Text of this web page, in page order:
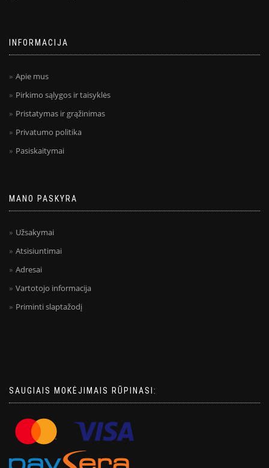
INFORMACIJA
Apie mus
Pirkimo sąlygos ir taisyklės
Pristatymas ir grąžinimas
Privatumo politika
Pasiskaitymai
MANO PASKYRA
Užsakymai
Atsisiuntimai
Adresai
Vartotojo informacija
Priminti slaptažodį
SAUGIAIS MOKĖJIMAIS RŪPINASI: